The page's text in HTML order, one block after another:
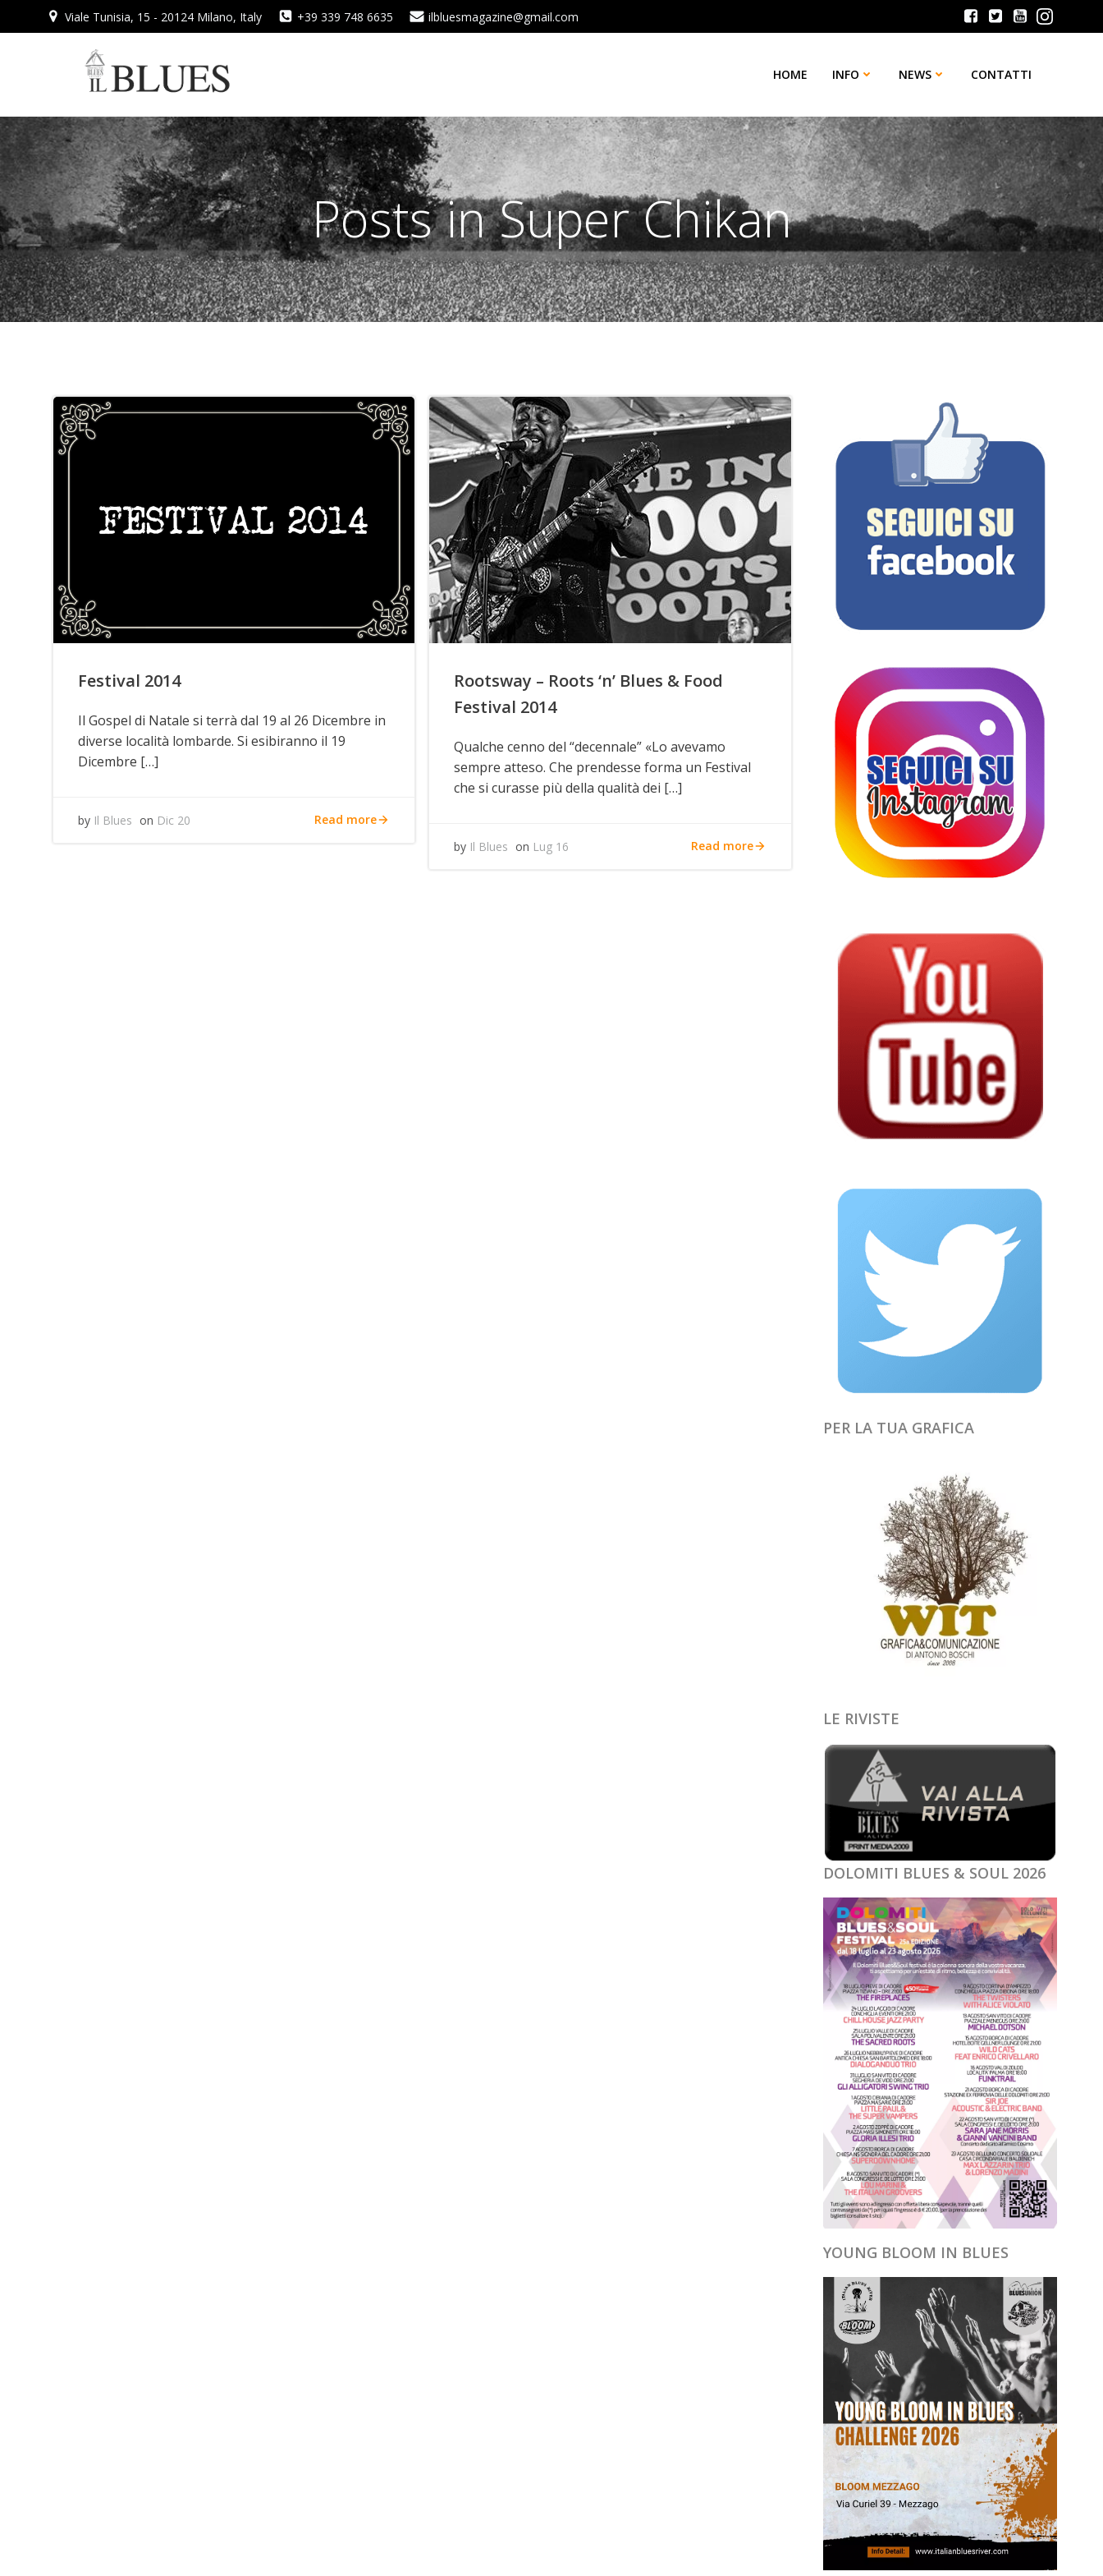
al
Viale Tunisia, 15 - 20124 Milano, Italy +39 339 748 6635 ilbluesmagazine@gmail.com
HOME INFO NEWS CONTATTI
Posts in Super Chikan
Festival 2014
Il Gospel di Natale si terrà dal 19 al 26 Dicembre in
diverse località lombarde. Si esibiranno il 19
Dicembre […]
by Il Blues on Dic 20 Read more
Rootsway – Roots ‘n’ Blues & Food
Festival 2014
Qualche cenno del “decennale” «Lo avevamo
sempre atteso. Che prendesse forma un Festival
che si curasse più della qualità dei […]
by Il Blues on Lug 16 Read more
PER LA TUA GRAFICA
LE RIVISTE
DOLOMITI BLUES & SOUL 2026
YOUNG BLOOM IN BLUES